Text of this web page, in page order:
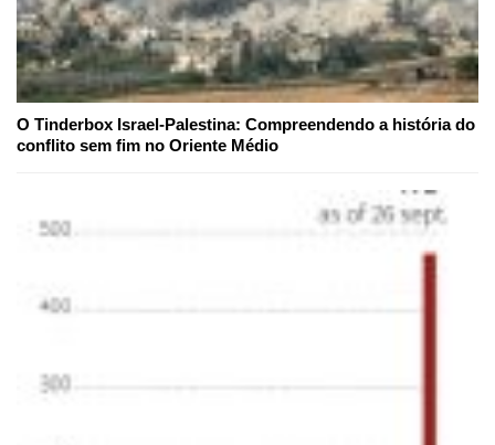
O Tinderbox Israel-Palestina: Compreendendo a história do
conflito sem fim no Oriente Médio